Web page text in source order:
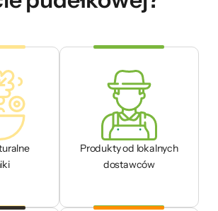
Produkty od lokalnych
dostawców